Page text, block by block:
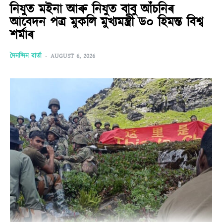
নিযুত মইনা আৰু নিযুত বাবু আঁচনিৰ
আবেদন পত্ৰ মুকলি মুখ্যমন্ত্ৰী ড০ হিমন্ত বিশ্ব
শৰ্মাৰ
দৈনন্দিন বাৰ্তা - AUGUST 6, 2026